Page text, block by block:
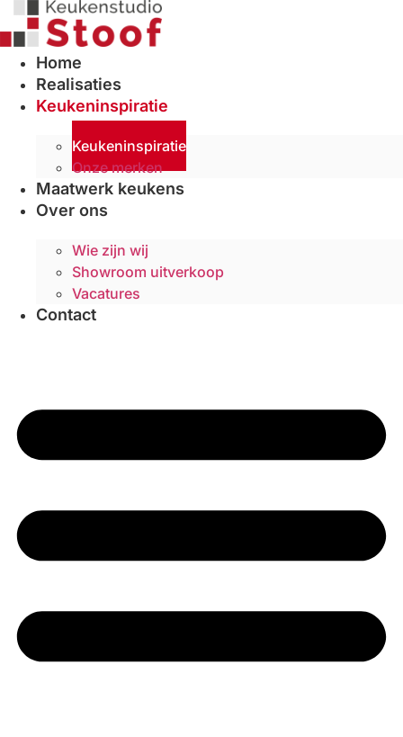
Ga
naar
inhoud
Home
Realisaties
Keukeninspiratie
Keukeninspiratie
Onze merken
Maatwerk keukens
Over ons
Wie zijn wij
Showroom uitverkoop
Vacatures
Contact